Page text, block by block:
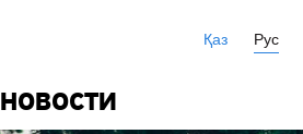
Қаз Рус
НОВОСТИ